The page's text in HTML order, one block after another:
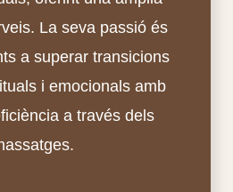
La seva passió és
a superar transicions
i emocionals amb
a través dels